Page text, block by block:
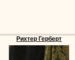
Рихтер Герберт